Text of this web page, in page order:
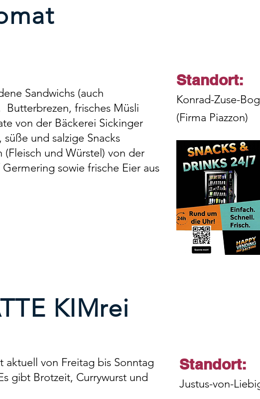
Sandwichs (auch
Butterbrezen, frisches Müsli
von der Bäckerei Sickinger
und salzige Snacks
(Fleisch und Würstel) von der
sowie frische Eier aus
Standort:
Konrad-Zuse-
(Firma Piazzon)
KIMrei
aktuell von Freitag bis Sonntag
gibt Brotzeit, Currywurst und
Standort:
Justus-von-